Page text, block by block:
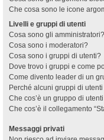
Che cosa sono le icone
Livelli e gruppi di utenti
Cosa sono gli amministratori?
Cosa sono i moderatori?
Cosa sono i gruppi di utenti?
Dove trovo i gruppi e come
Come divento leader di un
Perché alcuni gruppi di
Che cos’è un gruppo di
Che cos’è il collegamento
Messaggi privati